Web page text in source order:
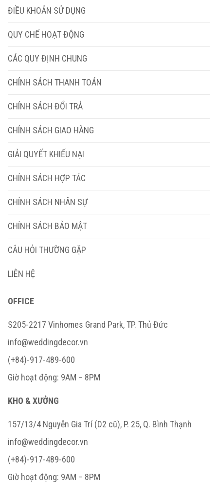
ĐIỀU KHOẢN SỬ DỤNG
QUY CHẾ HOẠT ĐỘNG
CÁC QUY ĐỊNH CHUNG
CHÍNH SÁCH THANH TOÁN
CHÍNH SÁCH ĐỔI TRẢ
CHÍNH SÁCH GIAO HÀNG
GIẢI QUYẾT KHIẾU NẠI
CHÍNH SÁCH HỢP TÁC
CHÍNH SÁCH NHÂN SỰ
CHÍNH SÁCH BẢO MẬT
CÂU HỎI THƯỜNG GẶP
LIÊN HỆ
OFFICE
S205-2217 Vinhomes Grand Park, TP. Thủ Đức
info@weddingdecor.vn
(+84)-917-489-600
Giờ hoạt động: 9AM – 8PM
KHO & XƯỞNG
157/13/4 Nguyễn Gia Trí (D2 cũ), P. 25, Q. Bình Thạnh
info@weddingdecor.vn
(+84)-917-489-600
Giờ hoạt động: 9AM – 8PM